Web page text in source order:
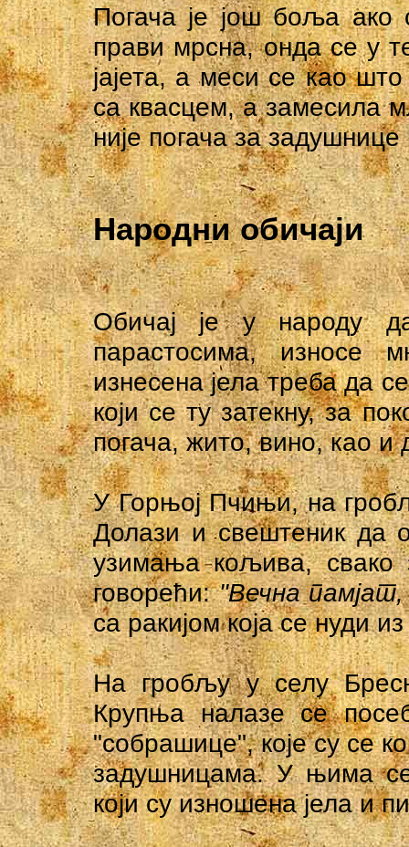
Погача је још боља
прави мрсна, онда се у
јајета, а меси се као
са квасцем, а замесила
није погача за
Народни обичаји
Обичај је у народу
парастосима, износе
изнесена јела треба да
који се ту затекну, за
погача, жито, вино, као и
У Горњој Пчињи, на
Долази и свештеник да
узимања кољива,
говорећи:"Вечна
са ракијом која се нуди
На гробљу у селу
Крупња налазе се
"собрашице", које су се
задушницама. У њима
који су изношена јела и